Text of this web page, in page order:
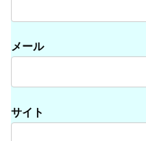
メール
サイト